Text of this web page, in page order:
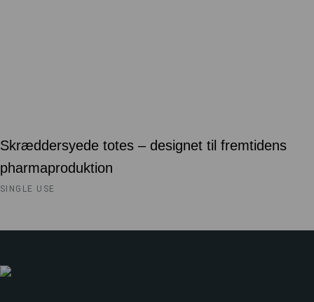
Skræddersyede totes – designet til fremtidens
pharmaproduktion
SINGLE USE